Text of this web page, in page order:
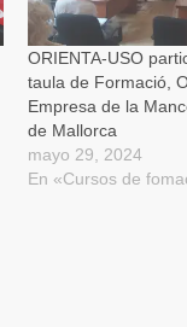
ORIENTA-USO
taula de Formació,
Empresa de la
de Mallorca
mayo 29, 2024
En «Cursos de